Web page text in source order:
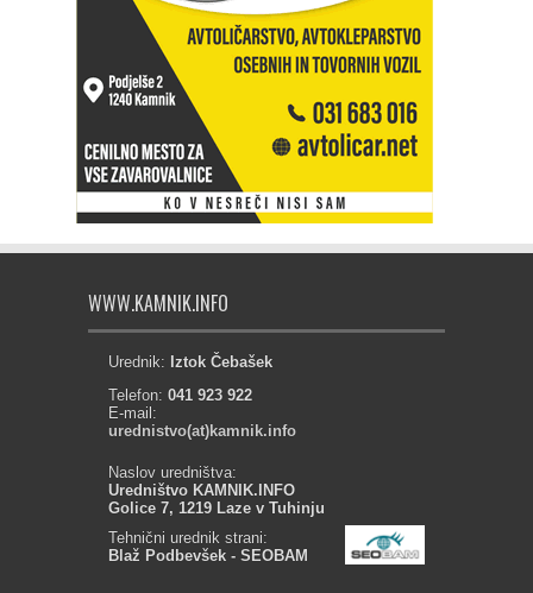
WWW.KAMNIK.INFO
Urednik: Iztok Čebašek
Telefon: 041 923 922
E-mail:
urednistvo(at)kamnik.info
Naslov uredništva:
Uredništvo KAMNIK.INFO
Golice 7, 1219 Laze v Tuhinju
Tehnični urednik strani:
Blaž Podbevšek - SEOBAM